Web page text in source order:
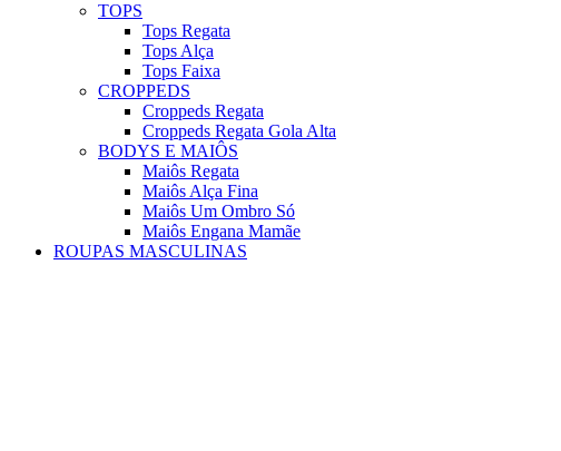
TOPS
Tops Regata
Tops Alça
Tops Faixa
CROPPEDS
Croppeds Regata
Croppeds Regata Gola Alta
BODYS E MAIÔS
Maiôs Regata
Maiôs Alça Fina
Maiôs Um Ombro Só
Maiôs Engana Mamãe
ROUPAS MASCULINAS